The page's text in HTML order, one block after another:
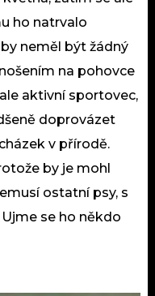
ho natrvalo
neměl být žádný
na pohovce
aktivní sportovec,
doprovázet
v přírodě.
by je mohl
ostatní psy, s
Ujme se ho někdo